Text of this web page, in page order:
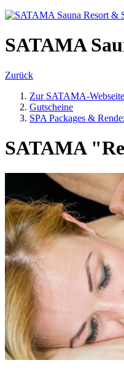
SATAMA
Zurück
Zur SATAMA-Webseite
Gutscheine
SPA Packages &
SATAMA